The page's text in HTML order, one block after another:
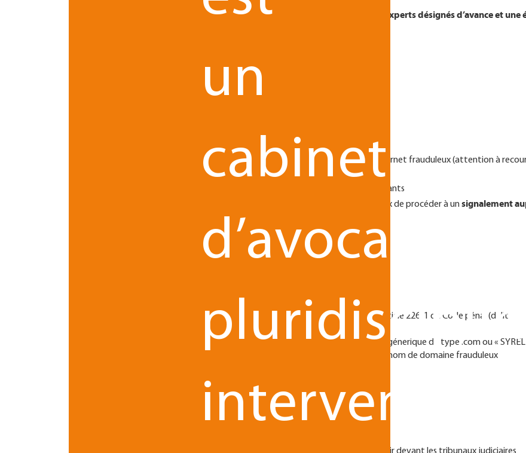
Pour cela, l’organisation de la réaction doit avoir été pensée en amont, des experts désignés d’avance et une
> La réalisation en urgence d’un constat par voie d’huissier
sur le site internet frauduleux (attention à
huissier qui a l’habitude de ce type de constats)
pour inviter à être vigilants
> L’indication de la possibilité pour les clients « victimes » du site frauduleux de procéder à unsignalement
(plateforme PHAROS notamment)
> Dépôt d’une plainte pour usurpation d’identité sur le fondement de l’Article 226-1 du Code pénal (délit
d’usurpation d’identité numérique)
> Introduction d’une plainte administrative « UDRP » pour une extension générique de type .com ou «
une extension en .fr pour faire prononcer le transfert ou la suppression du nom de domaine frauduleux
un
cabinet
d’avocats
intervenant